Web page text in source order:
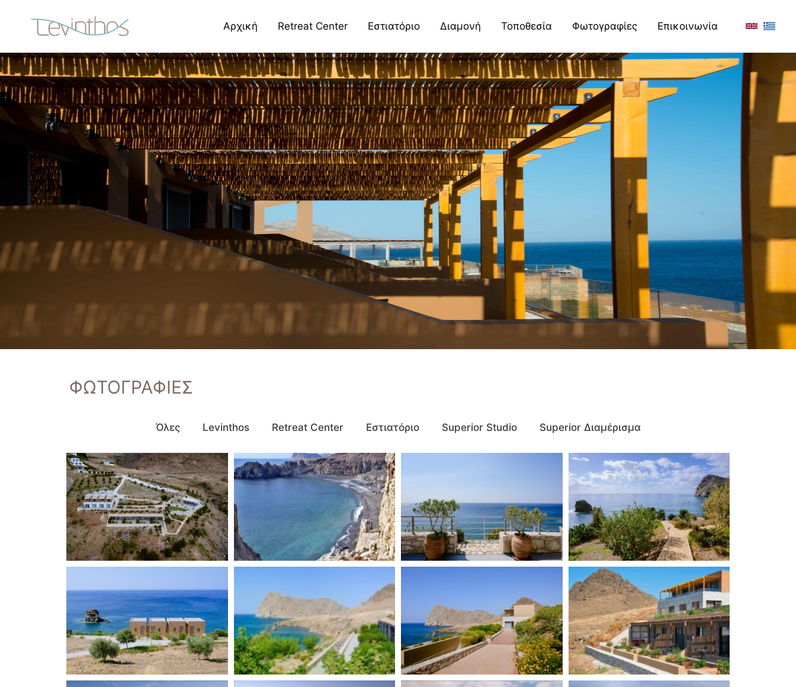
Αρχική Retreat Center Εστιατόριο Διαμονή Τοποθεσία Φωτογραφίες Επικοινωνία
ΦΩΤΟΓΡΑΦΙΕΣ
Όλες Levinthos Retreat Center Εστιατόριο Superior Studio Superior Διαμέρισμα